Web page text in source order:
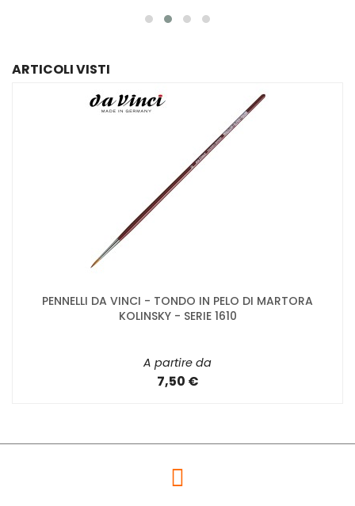
ARTICOLI VISTI
PENNELLI DA VINCI - TONDO IN PELO DI MARTORA
KOLINSKY - SERIE 1610
A partire da
7,50 €